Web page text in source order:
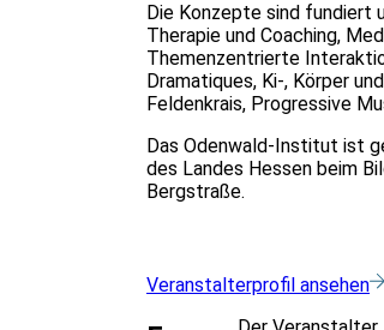
Die Konzepte sind fundiert
Therapie und Coaching,
Themenzentrierte
Dramatiques, Ki-, Körper
Feldenkrais, Progressive
Das Odenwald-Institut ist
des Landes Hessen beim
Bergstraße.
Veranstalterprofil ansehen